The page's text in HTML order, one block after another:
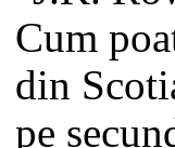
Cum
din
pe